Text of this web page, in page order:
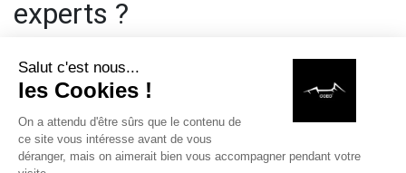
experts ?
passionnés qu’aux chefs, car nous avons travaillé sur
la simplicité d’utilisation et l’intuitivité, afin de rendre
accessible un outil technique tout en conservant un
niveau de performance élevé, ce qui en fait un
kamado premium adapté à tous les niveaux.